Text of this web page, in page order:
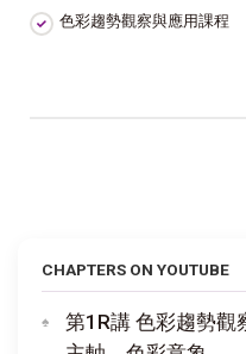
色彩趨勢觀察與應用課程
CHAPTERS ON YOUTUBE
第1R講 色彩趨勢觀